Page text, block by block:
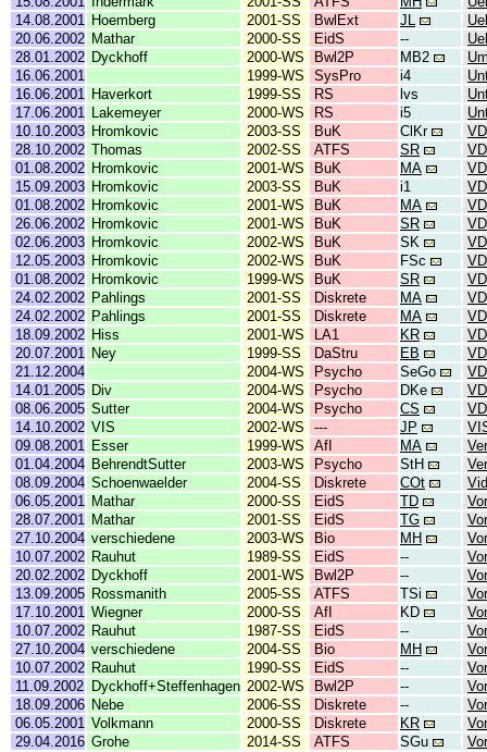
14.08.2001
Hoemberg 2001-SS BwlExt JL
20.06.2002 Mathar 2000-SS EidS --
28.01.2002 Dyckhoff 2000-WS Bwl2P MB2
16.06.2001
1999-WS SysPro i4
16.06.2001
Haverkort 1999-SS RS lvs
17.06.2001
Lakemeyer 2000-WS RS i5
10.10.2003 Hromkovic 2003-SS BuK ClKr
28.10.2002 Thomas 2002-SS ATFS SR
01.08.2002 Hromkovic 2001-WS BuK MA
15.09.2003 Hromkovic 2003-SS BuK i1
01.08.2002 Hromkovic 2001-WS BuK MA
26.06.2002 Hromkovic 2001-WS BuK SR
02.06.2003 Hromkovic 2002-WS BuK SK
12.05.2003 Hromkovic 2002-WS BuK FSc
01.08.2002 Hromkovic 1999-WS BuK SR
24.02.2002 Pahlings 2001-SS Diskrete MA
24.02.2002 Pahlings 2001-SS Diskrete MA
18.09.2002 Hiss 2001-WS LA1 KR
20.07.2001
Ney 1999-SS DaStru EB
21.12.2004
2004-WS Psycho SeGo
14.01.2005 Div 2004-WS Psycho DKe
08.06.2005 Sutter 2004-WS Psycho CS
14.10.2002 VIS 2002-WS --- JP
09.08.2001
Esser 1999-WS AfI MA
01.04.2004 BehrendtSutter 2003-WS Psycho StH
08.09.2004 Schoenwaelder 2004-SS Diskrete COt
06.05.2001
Mathar 2000-SS EidS TD
28.07.2001
Mathar 2001-SS EidS TG
27.10.2004 verschiedene 2003-WS Bio MH
10.07.2002 Rauhut 1989-SS EidS --
20.02.2002 Dyckhoff 2001-WS Bwl2P --
13.09.2005 Rossmanith 2005-SS ATFS TSi
17.10.2001 Wiegner 2000-SS AfI KD
10.07.2002 Rauhut 1987-SS EidS --
27.10.2004 verschiedene 2004-SS Bio MH
10.07.2002 Rauhut 1990-SS EidS --
11.09.2002 Dyckhoff+Steffenhagen 2002-WS Bwl2P --
18.09.2006 Nebe 2006-SS Diskrete --
06.05.2001 Volkmann 2000-SS Diskrete KR
29.04.2016 Grohe 2014-SS ATFS SGu